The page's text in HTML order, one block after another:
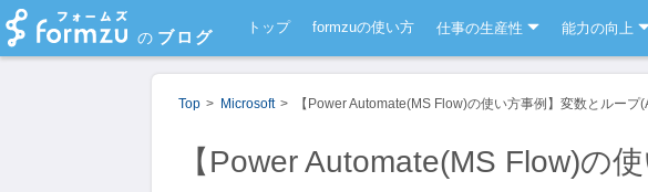
の ブログ トップ formzuの使い方 仕事の生産性 能力の向上
Top Microsoft 【Power Automate(MS Flow)の使い方事例】変数とループ
【Power Automate(MS Flow)の